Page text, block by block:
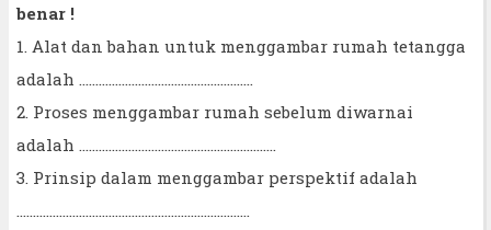
benar !
1. Alat dan bahan untuk menggambar rumah tetangga
adalah …………………..…………………………
2. Proses menggambar rumah sebelum diwarnai
adalah ……………………………………………………
3. Prinsip dalam menggambar perspektif adalah